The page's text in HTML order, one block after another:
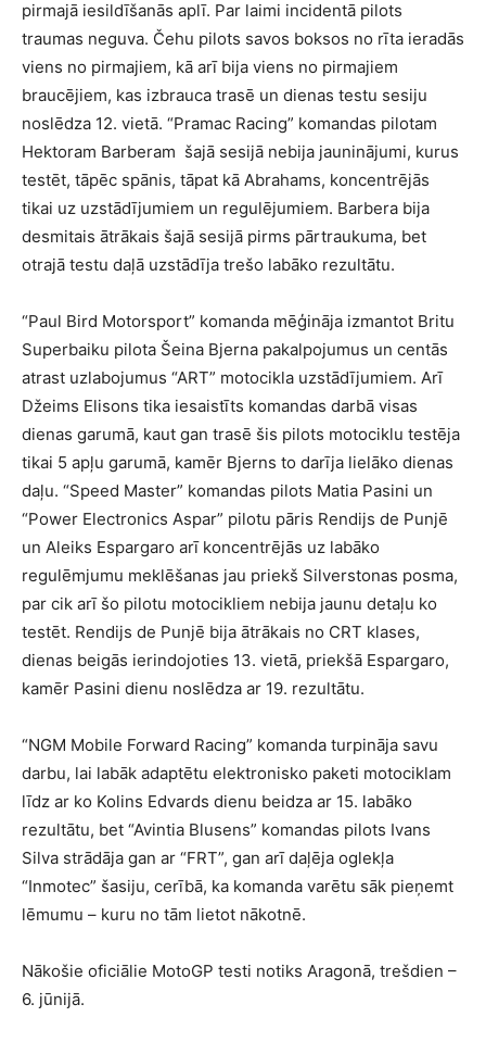
pirmajā iesildīšanās aplī. Par laimi incidentā pilots
traumas neguva. Čehu pilots savos boksos no rīta ieradās
viens no pirmajiem, kā arī bija viens no pirmajiem
braucējiem, kas izbrauca trasē un dienas testu sesiju
noslēdza 12. vietā. “Pramac Racing” komandas pilotam
Hektoram Barberam šajā sesijā nebija jauninājumi, kurus
testēt, tāpēc spānis, tāpat kā Abrahams, koncentrējās
tikai uz uzstādījumiem un regulējumiem. Barbera bija
desmitais ātrākais šajā sesijā pirms pārtraukuma, bet
otrajā testu daļā uzstādīja trešo labāko rezultātu.
“Paul Bird Motorsport” komanda mēģināja izmantot Britu
Superbaiku pilota Šeina Bjerna pakalpojumus un centās
atrast uzlabojumus “ART” motocikla uzstādījumiem. Arī
Džeims Elisons tika iesaistīts komandas darbā visas
dienas garumā, kaut gan trasē šis pilots motociklu testēja
tikai 5 apļu garumā, kamēr Bjerns to darīja lielāko dienas
daļu. “Speed Master” komandas pilots Matia Pasini un
“Power Electronics Aspar” pilotu pāris Rendijs de Punjē
un Aleiks Espargaro arī koncentrējās uz labāko
regulēmjumu meklēšanas jau priekš Silverstonas posma,
par cik arī šo pilotu motocikliem nebija jaunu detaļu ko
testēt. Rendijs de Punjē bija ātrākais no CRT klases,
dienas beigās ierindojoties 13. vietā, priekšā Espargaro,
kamēr Pasini dienu noslēdza ar 19. rezultātu.
“NGM Mobile Forward Racing” komanda turpināja savu
darbu, lai labāk adaptētu elektronisko paketi motociklam
līdz ar ko Kolins Edvards dienu beidza ar 15. labāko
rezultātu, bet “Avintia Blusens” komandas pilots Ivans
Silva strādāja gan ar “FRT”, gan arī daļēja oglekļa
“Inmotec” šasiju, cerībā, ka komanda varētu sāk pieņemt
lēmumu – kuru no tām lietot nākotnē.
Nākošie oficiālie MotoGP testi notiks Aragonā, trešdien –
6. jūnijā.